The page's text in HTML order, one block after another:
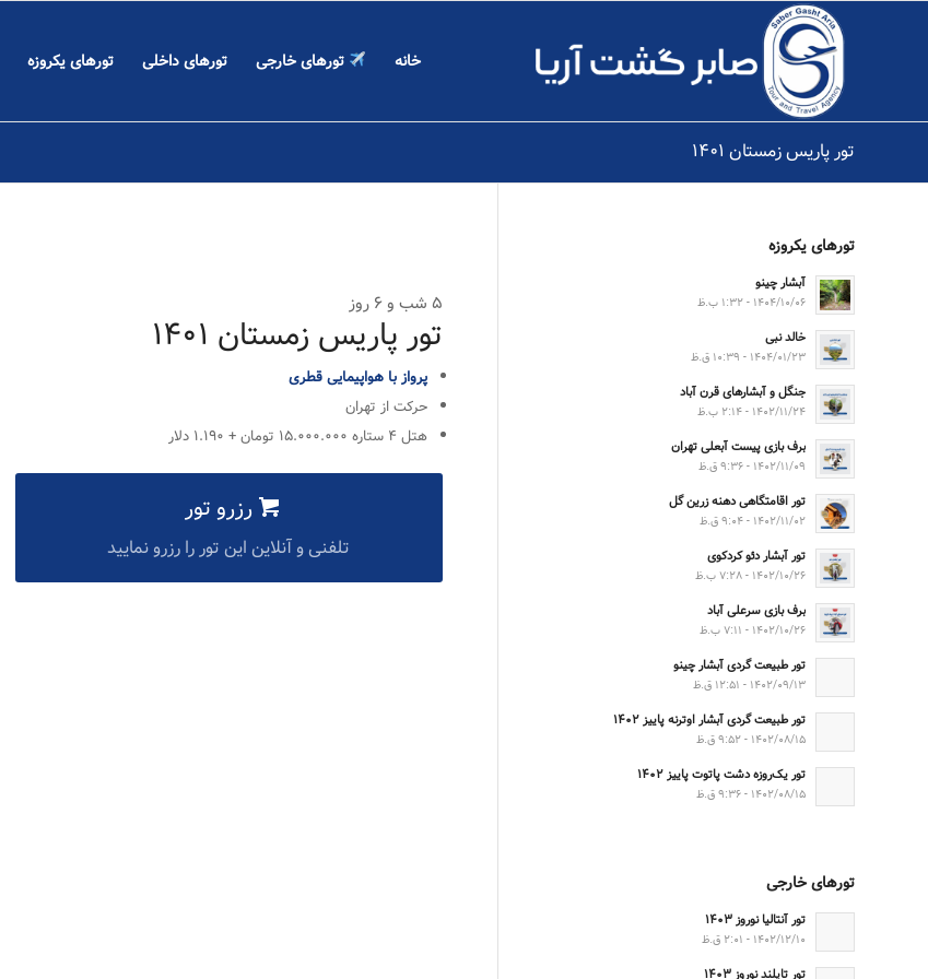
خانه تورهای خارجی تورهای داخلی تورهای یکروزه
تور پاریس زمستان ۱۴۰۱
۵ شب و ۶ روز
تور پاریس زمستان ۱۴۰۱
پرواز با هواپیمایی قطری
حرکت از تهران
هتل ۴ ستاره ۱۵.۰۰۰.۰۰۰ تومان + ۱.۱۹۰ دلار
رزرو تور
تلفنی و آنلاین این تور را رزرو نمایید
تورهای یکروزه
آبشار چینو
۱۴۰۴/۱۰/۰۶ - ۱:۳۲ ب.ظ
خالد نبی
۱۴۰۴/۰۱/۲۳ - ۱۰:۳۹ ق.ظ
جنگل و آبشارهای قرن آباد
۱۴۰۲/۱۱/۲۴ - ۲:۱۴ ب.ظ
برف بازی پیست آبعلی تهران
۱۴۰۲/۱۱/۰۹ - ۹:۳۶ ق.ظ
تور اقامتگاهی دهنه زرین گل
۱۴۰۲/۱۱/۰۲ - ۹:۰۴ ق.ظ
تور آبشار دئو کردکوی
۱۴۰۲/۱۰/۲۶ - ۷:۲۸ ب.ظ
برف بازی سرعلی آباد
۱۴۰۲/۱۰/۲۶ - ۷:۱۱ ب.ظ
تور طبیعت گردی آبشار چینو
۱۴۰۲/۰۹/۱۳ - ۱۲:۵۱ ق.ظ
تور طبیعت گردی آبشار اوترنه پاییز ۱۴۰۲
۱۴۰۲/۰۸/۱۵ - ۹:۵۲ ق.ظ
تور یک‌روزه دشت پاتوت پاییز ۱۴۰۲
۱۴۰۲/۰۸/۱۵ - ۹:۳۶ ق.ظ
تورهای خارجی
تور آنتالیا نوروز ۱۴۰۳
۱۴۰۲/۱۲/۱۰ - ۲:۰۱ ق.ظ
تور تایلند نوروز ۱۴۰۳